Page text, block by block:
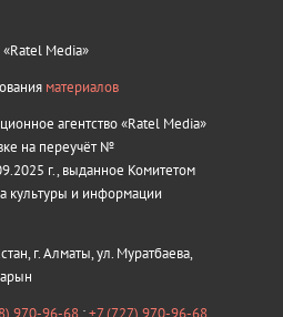
Media»
материалов
агентство «Ratel Media»
на переучёт №
г., выданное Комитетом
культуры и информации
г. Алматы, ул. Муратбаева,
970-96-68 ;+7 (727) 970-96-68